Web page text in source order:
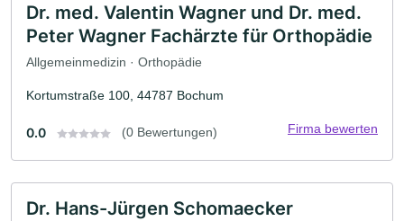
Dr. med. Valentin Wagner und Dr. med.
Peter Wagner Fachärzte für Orthopädie
Allgemeinmedizin · Orthopädie
Kortumstraße 100, 44787 Bochum
0.0 (0 Bewertungen) Firma bewerten
Dr. Hans-Jürgen Schomaecker